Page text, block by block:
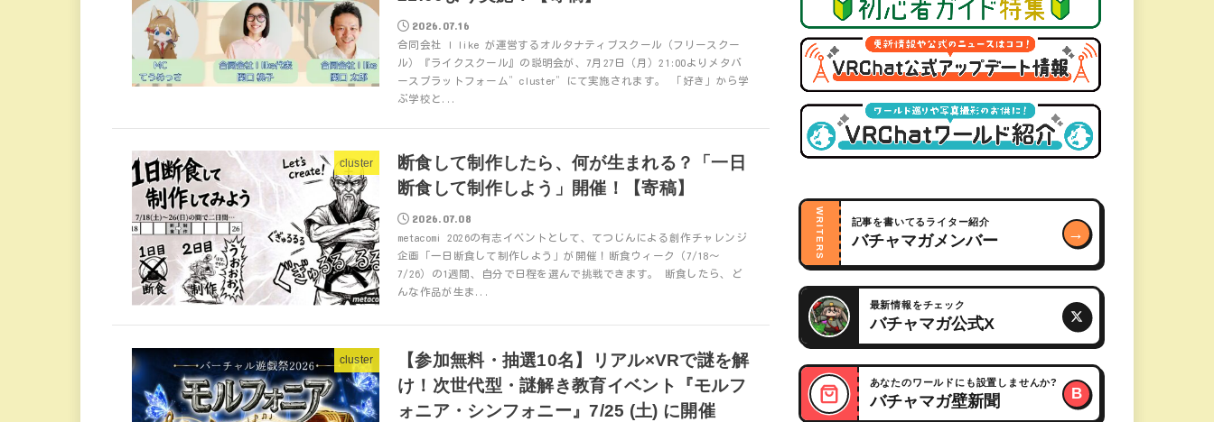
2026.07.16
合同会社 I like が運営するオルタナティブスクール（フリースクー
ル）『ライクスクール』の説明会が、7月27日（月）21:00よりメタバ
ースプラットフォーム”cluster”にて実施されます。 「好き」から学
ぶ学校と...
cluster
断食して制作したら、何が生まれる？「一日
断食して制作しよう」開催！【寄稿】
2026.07.08
metacomi 2026の有志イベントとして、てつじんによる創作チャレンジ
企画「一日断食して制作しよう」が開催！断食ウィーク（7/18〜
7/26）の1週間、自分で日程を選んで挑戦できます。 断食したら、ど
んな作品が生ま...
cluster
【参加無料・抽選10名】リアル×VRで謎を解
け！次世代型・謎解き教育イベント『モルフ
ォニア・シンフォニー』7/25 (土) に開催
WRITERS 記事を書いてるライター紹介
バチャマガメンバー →
最新情報をチェック
バチャマガ公式X
あなたのワールドにも設置しませんか?
バチャマガ壁新聞 B